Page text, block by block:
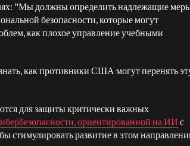
"Мы должны определить надлежащие
безопасности, которые могут
как плохое управление учебными
как противники США могут перенять
для защиты критически важных
ориентированной на ИИ с
стимулировать развитие в этом